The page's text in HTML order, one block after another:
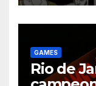
GAMES
Rio de